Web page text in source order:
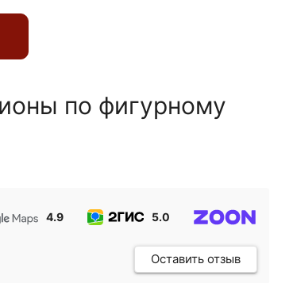
по фигурному
4.9 5.0
Оставить отзыв